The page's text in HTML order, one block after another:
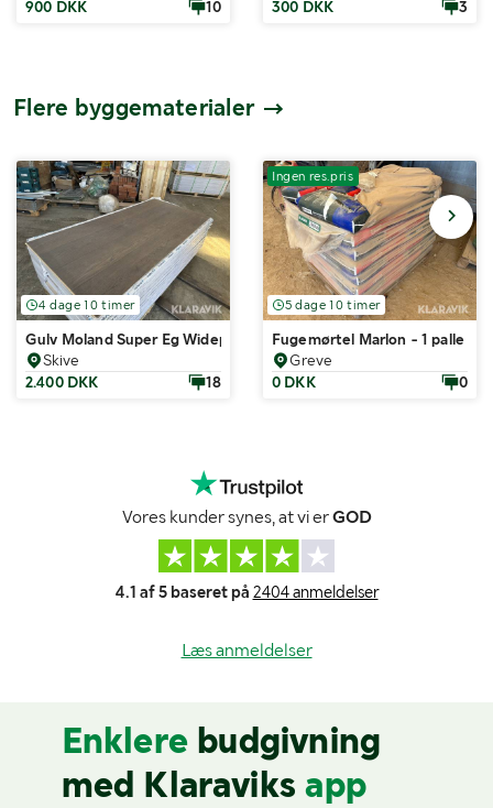
900 DKK
10
300 DKK
3
Flere byggematerialer
4 dage 10 timer
Gulv Moland Super Eg Wideplank Design Humber 105,16
Skive
2.400 DKK
18
Ingen res.pris
5 dage 10 timer
Fugemørtel Marlon - 1 palle
Greve
0 DKK
0
Vores kunder synes, at vi erGOD
4.1 af 5 baseret på 2404 anmeldelser
Læs anmeldelser
Enklere budgivning
med Klaraviks app